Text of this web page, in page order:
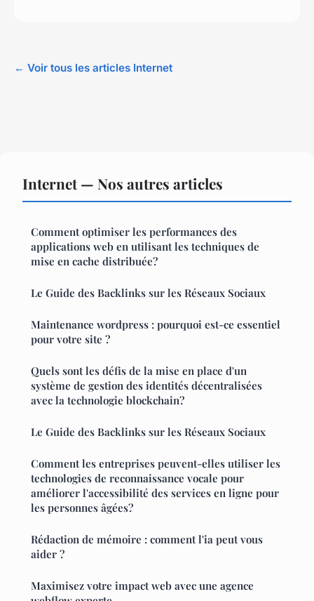
← Voir tous les articles Internet
Internet — Nos autres articles
Comment optimiser les performances des
applications web en utilisant les techniques de
mise en cache distribuée?
Le Guide des Backlinks sur les Réseaux Sociaux
Maintenance wordpress : pourquoi est-ce essentiel
pour votre site ?
Quels sont les défis de la mise en place d'un
système de gestion des identités décentralisées
avec la technologie blockchain?
Le Guide des Backlinks sur les Réseaux Sociaux
Comment les entreprises peuvent-elles utiliser les
technologies de reconnaissance vocale pour
améliorer l'accessibilité des services en ligne pour
les personnes âgées?
Rédaction de mémoire : comment l'ia peut vous
aider ?
Maximisez votre impact web avec une agence